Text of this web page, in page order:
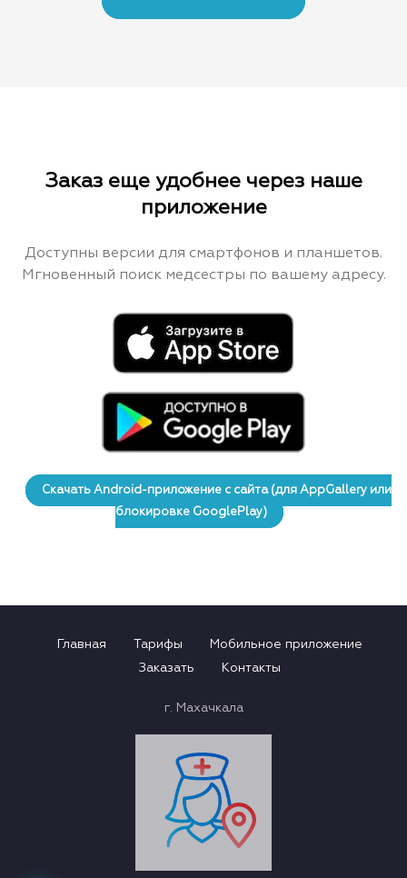
Заказ еще удобнее через наше
приложение
Доступны версии для смартфонов и планшетов.
Мгновенный поиск медсестры по вашему адресу.
Скачать Android-приложение с сайта (для AppGallery или
блокировке GooglePlay)
Главная Тарифы
Мобильное приложение
Заказать
Контакты
г. Махачкала